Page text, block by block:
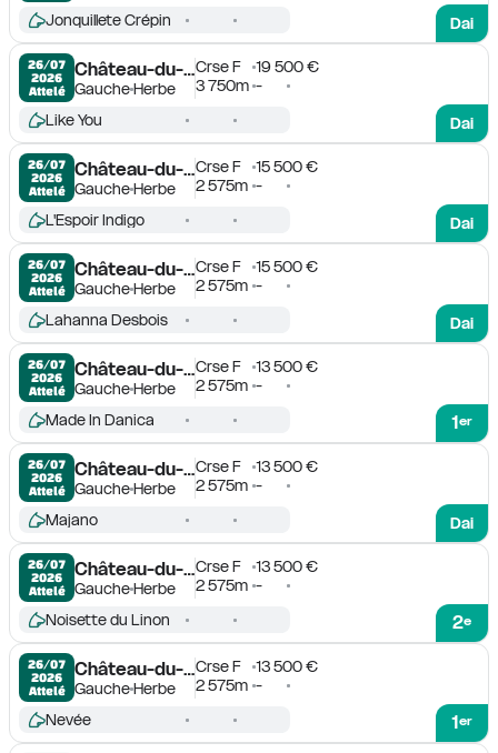
Dai
Jonquillete Crépin
26/07
2026
Attelé
Château-du-Loir
GaucheHerbe
Crse F
19 500 €
3 750m -
Dai
Like You
26/07
2026
Attelé
Château-du-Loir
GaucheHerbe
Crse F
15 500 €
2 575m -
Dai
L'Espoir Indigo
26/07
2026
Attelé
Château-du-Loir
GaucheHerbe
Crse F
15 500 €
2 575m -
Dai
Lahanna Desbois
26/07
2026
Attelé
Château-du-Loir
GaucheHerbe
Crse F
13 500 €
2 575m -
1er
Made In Danica
26/07
2026
Attelé
Château-du-Loir
GaucheHerbe
Crse F
13 500 €
2 575m -
Dai
Majano
26/07
2026
Attelé
Château-du-Loir
GaucheHerbe
Crse F
13 500 €
2 575m -
2e
Noisette du Linon
26/07
2026
Attelé
Château-du-Loir
GaucheHerbe
Crse F
13 500 €
2 575m -
1er
Nevée